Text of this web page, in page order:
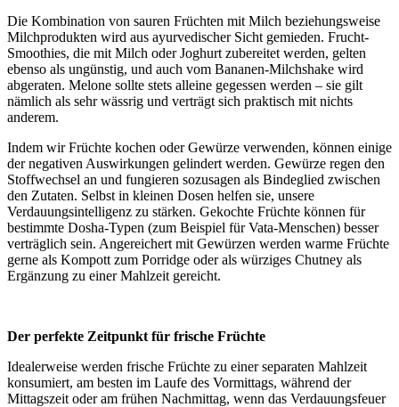
Die Kombination von sauren Früchten mit Milch beziehungsweise
Milchprodukten wird aus ayurvedischer Sicht gemieden. Frucht-
Smoothies, die mit Milch oder Joghurt zubereitet werden, gelten
ebenso als ungünstig, und auch vom Bananen-Milchshake wird
abgeraten. Melone sollte stets alleine gegessen werden – sie gilt
nämlich als sehr wässrig und verträgt sich praktisch mit nichts
anderem.
Indem wir Früchte kochen oder Gewürze verwenden, können einige
der negativen Auswirkungen gelindert werden. Gewürze regen den
Stoffwechsel an und fungieren sozusagen als Bindeglied zwischen
den Zutaten. Selbst in kleinen Dosen helfen sie, unsere
Verdauungsintelligenz zu stärken. Gekochte Früchte können für
bestimmte Dosha-Typen (zum Beispiel für Vata-Menschen) besser
verträglich sein. Angereichert mit Gewürzen werden warme Früchte
gerne als Kompott zum Porridge oder als würziges Chutney als
Ergänzung zu einer Mahlzeit gereicht.
Der perfekte Zeitpunkt für frische Früchte
Idealerweise werden frische Früchte zu einer separaten Mahlzeit
konsumiert, am besten im Laufe des Vormittags, während der
Mittagszeit oder am frühen Nachmittag, wenn das Verdauungsfeuer